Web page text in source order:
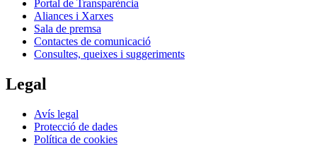
Portal de Transparència
Aliances i Xarxes
Sala de premsa
Contactes de comunicació
Consultes, queixes i suggeriments
Legal
Avís legal
Protecció de dades
Política de cookies